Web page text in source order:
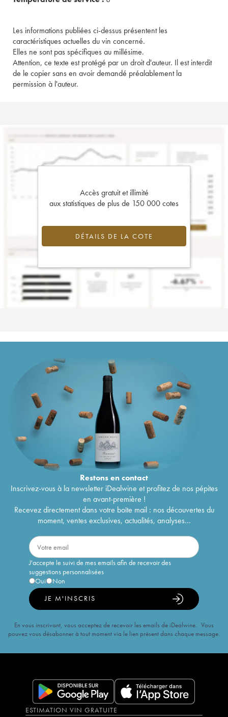
Les informations publiées ci-dessus présentent les
caractéristiques actuelles du vin concerné.
Elles ne sont pas spécifiques au millésime.
Attention, ce texte est protégé par un droit d'auteur. Il est interdit
de le copier sans en avoir demandé préalablement la
permission à l'auteur.
Accès gratuit et illimité
aux statistiques de plus de 150 000 cotes
DÉTAILS DE LA COTE
Restons encontact
Inscrivez-vous à la newsletter iDealwine et profitez de nos pépites
en avant-première !
Recevez directement dans votre boîte mail : nos découvertes du
moment, ventes exclusives, actualités, analyses...
J'accepte le suivi de mes emails afin de recevoir des
suggestions personnalisées
Oui
Non
JE M'INSCRIS
En vous inscrivant, vous acceptez de recevoir les emails de iDealwine. Vous
pouvez vous désabonner à tout moment via le lien présent dans chaque message.
ESTIMATION VIN GRATUITE